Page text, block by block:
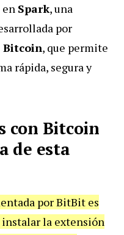
en Spark, una
por
Bitcoin, que permite
rápida, segura y
con Bitcoin
de esta
por BitBit es
la extensión